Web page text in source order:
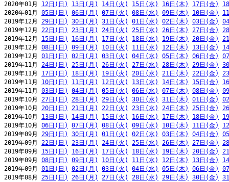
2020年01月 12日(日) 13日(月) 14日(火) 15日(水) 16日(木) 17日(金)
2020年01月 05日(日) 06日(月) 07日(火) 08日(水) 09日(木) 10日(金)
2019年12月 29日(日) 30日(月) 31日(火) 01日(水) 02日(木) 03日(金)
2019年12月 22日(日) 23日(月) 24日(火) 25日(水) 26日(木) 27日(金)
2019年12月 15日(日) 16日(月) 17日(火) 18日(水) 19日(木) 20日(金)
2019年12月 08日(日) 09日(月) 10日(火) 11日(水) 12日(木) 13日(金)
2019年12月 01日(日) 02日(月) 03日(火) 04日(水) 05日(木) 06日(金)
2019年11月 24日(日) 25日(月) 26日(火) 27日(水) 28日(木) 29日(金)
2019年11月 17日(日) 18日(月) 19日(火) 20日(水) 21日(木) 22日(金)
2019年11月 10日(日) 11日(月) 12日(火) 13日(水) 14日(木) 15日(金)
2019年11月 03日(日) 04日(月) 05日(火) 06日(水) 07日(木) 08日(金)
2019年10月 27日(日) 28日(月) 29日(火) 30日(水) 31日(木) 01日(金)
2019年10月 20日(日) 21日(月) 22日(火) 23日(水) 24日(木) 25日(金)
2019年10月 13日(日) 14日(月) 15日(火) 16日(水) 17日(木) 18日(金)
2019年10月 06日(日) 07日(月) 08日(火) 09日(水) 10日(木) 11日(金)
2019年09月 29日(日) 30日(月) 01日(火) 02日(水) 03日(木) 04日(金)
2019年09月 22日(日) 23日(月) 24日(火) 25日(水) 26日(木) 27日(金)
2019年09月 15日(日) 16日(月) 17日(火) 18日(水) 19日(木) 20日(金)
2019年09月 08日(日) 09日(月) 10日(火) 11日(水) 12日(木) 13日(金)
2019年09月 01日(日) 02日(月) 03日(火) 04日(水) 05日(木) 06日(金)
2019年08月 25日(日) 26日(月) 27日(火) 28日(水) 29日(木) 30日(金)